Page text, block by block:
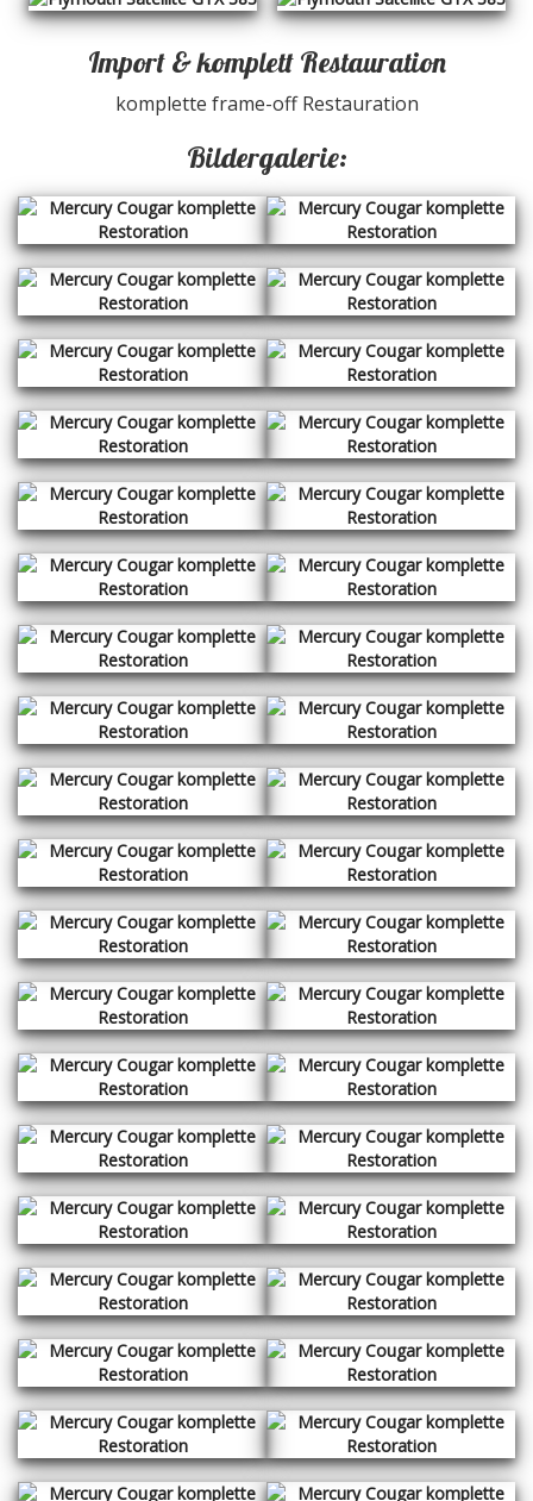
Import & komplett Restauration
komplette frame-off Restauration
Bildergalerie: